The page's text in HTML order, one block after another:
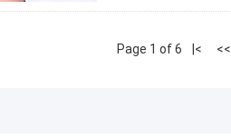
Page 1 of 6 |< <<